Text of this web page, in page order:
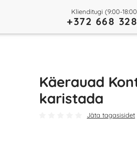
Klienditugi (9:00-
+372 668
Käerauad
karistada
Jäta tagasisidet